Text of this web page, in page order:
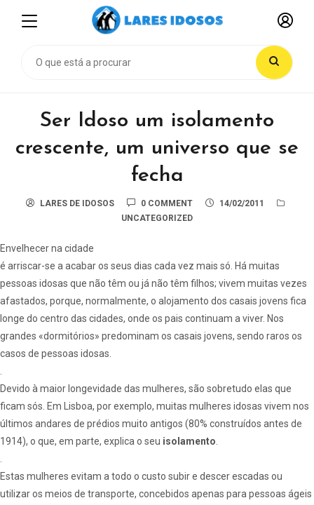
Ser Idoso um isolamento
crescente, um universo que se
fecha
LARES DE IDOSOS 0 COMMENT
14/02/2011
UNCATEGORIZED
Envelhecer na cidade
é arriscar-se a acabar os seus dias cada vez mais só. Há muitas
pessoas idosas que não têm ou já não têm filhos; vivem muitas vezes
afastados, porque, normalmente, o alojamento dos casais jovens fica
longe do centro das cidades, onde os pais continuam a viver. Nos
grandes «dormitórios» predominam os casais jovens, sendo raros os
casos de pessoas idosas.
Devido à maior longevidade das mulheres, são sobretudo elas que
ficam sós. Em Lisboa, por exemplo, muitas mulheres idosas vivem nos
últimos andares de prédios muito antigos (80% construídos antes de
1914), o que, em parte, explica o seu isolamento
Estas mulheres evitam a todo o custo subir e descer escadas ou
utilizar os meios de transporte, concebidos apenas para pessoas ágeis